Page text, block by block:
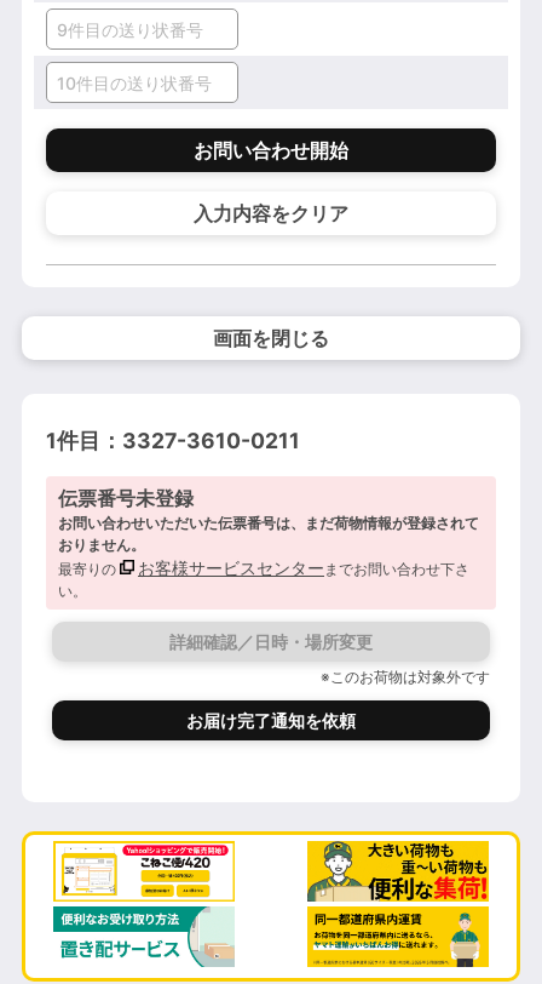
お問い合わせ開始
入力内容をクリア
画面を閉じる
1件目：3327-3610-0211
伝票番号未登録
お問い合わせいただいた伝票番号は、まだ荷物情報が登録されて
おりません。
最寄りの
お客様サービスセンター までお問い合わせ下さ
い。
詳細確認／日時・場所変更
※このお荷物は対象外です
お届け完了通知を依頼